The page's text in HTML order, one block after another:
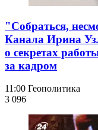
"Собраться,
Канала Ирина
о секретах
за кадром
11:00 Геополитика
3 096